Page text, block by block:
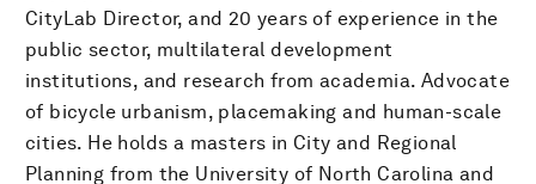
CityLab Director, and 20 years of experience in the
public sector, multilateral development
institutions, and research from academia. Advocate
of bicycle urbanism, placemaking and human-scale
cities. He holds a masters in City and Regional
Planning from the University of North Carolina and